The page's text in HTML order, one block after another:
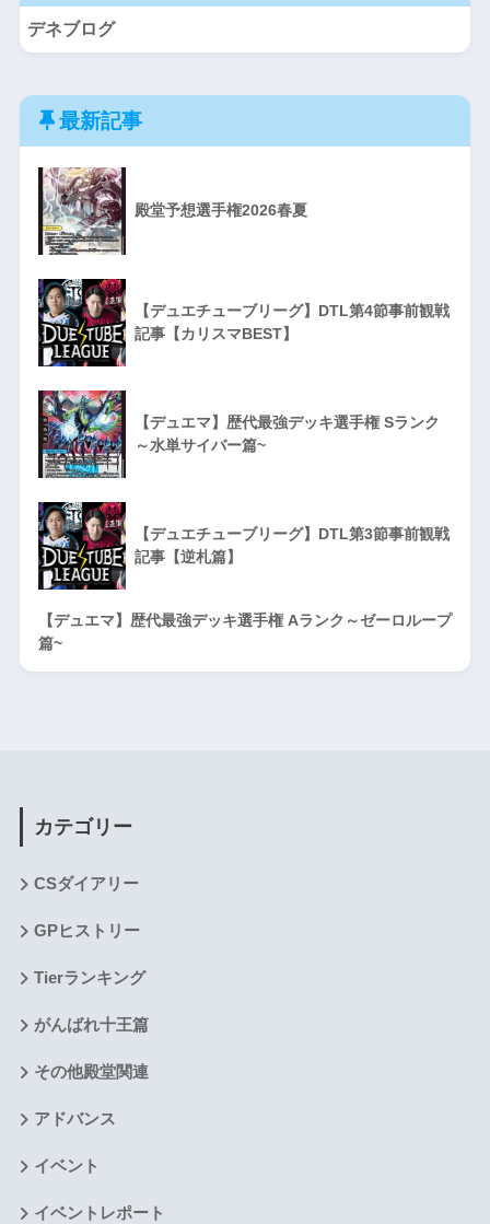
デネブログ
最新記事
殿堂予想選手権2026春夏
【デュエチューブリーグ】DTL第4節事前観戦
記事【カリスマBEST】
【デュエマ】歴代最強デッキ選手権 Sランク
～水単サイバー篇~
【デュエチューブリーグ】DTL第3節事前観戦
記事【逆札篇】
【デュエマ】歴代最強デッキ選手権 Aランク～ゼーロループ
篇~
カテゴリー
CSダイアリー
GPヒストリー
Tierランキング
がんばれ十王篇
その他殿堂関連
アドバンス
イベント
イベントレポート